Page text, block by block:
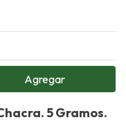
Agregar
5 Gramos.